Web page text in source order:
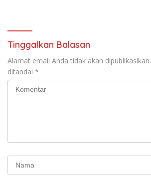
Kasih Allah.
Tinggalkan Balasan
Alamat email Anda tidak akan dipublikasikan.
ditandai *